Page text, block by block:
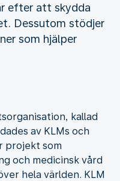
efter att skydda
Dessutom stödjer
som hjälper
kallad
av KLMs och
projekt som
och medicinsk vård
hela världen. KLM